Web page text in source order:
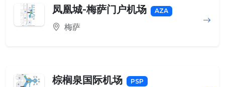
凤凰城-梅萨门户机场 AZA
梅萨
棕榈泉国际机场 PSP